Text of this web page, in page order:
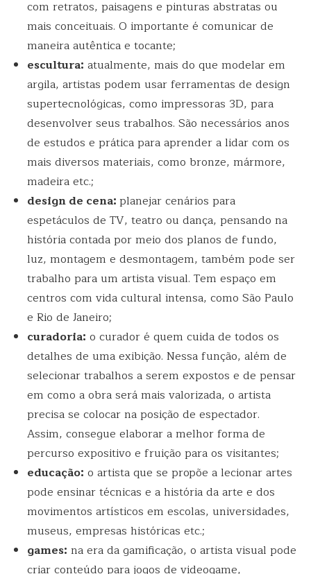
com retratos, paisagens e pinturas abstratas ou
mais conceituais. O importante é comunicar de
maneira autêntica e tocante;
escultura: atualmente, mais do que modelar em
argila, artistas podem usar ferramentas de design
supertecnológicas, como impressoras 3D, para
desenvolver seus trabalhos. São necessários anos
de estudos e prática para aprender a lidar com os
mais diversos materiais, como bronze, mármore,
madeira etc.;
design de cena:planejar cenários para
espetáculos de TV, teatro ou dança, pensando na
história contada por meio dos planos de fundo,
luz, montagem e desmontagem, também pode ser
trabalho para um artista visual. Tem espaço em
centros com vida cultural intensa, como São Paulo
e Rio de Janeiro;
curadoria: o curador é quem cuida de todos os
detalhes de uma exibição. Nessa função, além de
selecionar trabalhos a serem expostos e de pensar
em como a obra será mais valorizada, o artista
precisa se colocar na posição de espectador.
Assim, consegue elaborar a melhor forma de
percurso expositivo e fruição para os visitantes;
educação: o artista que se propõe a lecionar artes
pode ensinar técnicas e a história da arte e dos
movimentos artísticos em escolas, universidades,
museus, empresas históricas etc.;
games: na era da gamificação, o artista visual pode
criar conteúdo para jogos de videogame,